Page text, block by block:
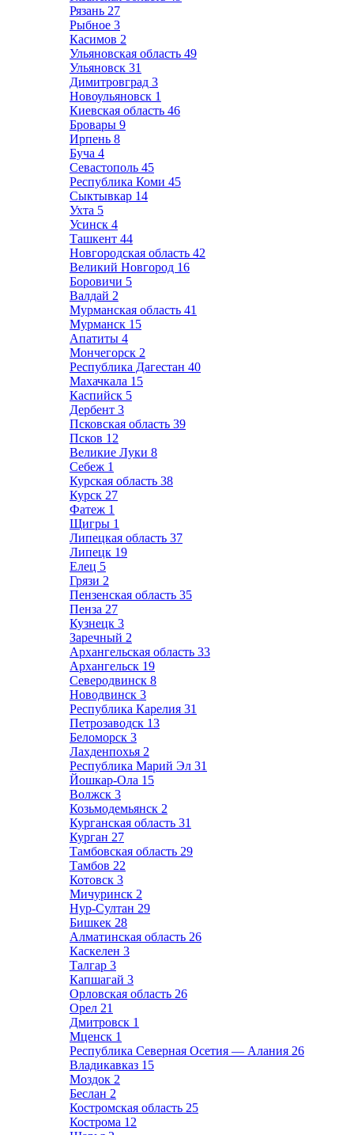
Рязань 27
Рыбное 3
Касимов 2
Ульяновская область 49
Ульяновск 31
Димитровград 3
Новоульяновск 1
Киевская область 46
Бровары 9
Ирпень 8
Буча 4
Севастополь 45
Республика Коми 45
Сыктывкар 14
Ухта 5
Усинск 4
Ташкент 44
Новгородская область 42
Великий Новгород 16
Боровичи 5
Валдай 2
Мурманская область 41
Мурманск 15
Апатиты 4
Мончегорск 2
Республика Дагестан 40
Махачкала 15
Каспийск 5
Дербент 3
Псковская область 39
Псков 12
Великие Луки 8
Себеж 1
Курская область 38
Курск 27
Фатеж 1
Щигры 1
Липецкая область 37
Липецк 19
Елец 5
Грязи 2
Пензенская область 35
Пенза 27
Кузнецк 3
Заречный 2
Архангельская область 33
Архангельск 19
Северодвинск 8
Новодвинск 3
Республика Карелия 31
Петрозаводск 13
Беломорск 3
Лахденпохья 2
Республика Марий Эл 31
Йошкар-Ола 15
Волжск 3
Козьмодемьянск 2
Курганская область 31
Курган 27
Тамбовская область 29
Тамбов 22
Котовск 3
Мичуринск 2
Нур-Султан 29
Бишкек 28
Алматинская область 26
Каскелен 3
Талгар 3
Капшагай 3
Орловская область 26
Орел 21
Дмитровск 1
Мценск 1
Республика Северная Осетия — Алания 26
Владикавказ 15
Моздок 2
Беслан 2
Костромская область 25
Кострома 12